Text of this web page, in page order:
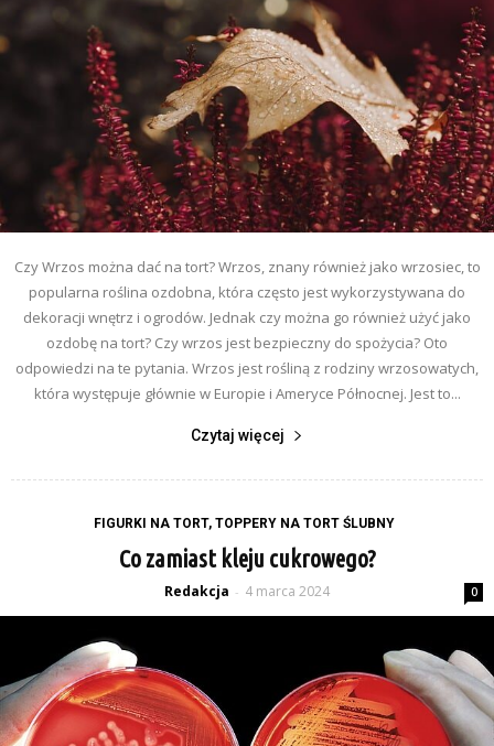
Czy Wrzos można dać na tort? Wrzos, znany również jako wrzosiec, to
popularna roślina ozdobna, która często jest wykorzystywana do
dekoracji wnętrz i ogrodów. Jednak czy można go również użyć jako
ozdobę na tort? Czy wrzos jest bezpieczny do spożycia? Oto
odpowiedzi na te pytania. Wrzos jest rośliną z rodziny wrzosowatych,
która występuje głównie w Europie i Ameryce Północnej. Jest to...
Czytaj więcej
FIGURKI NA TORT, TOPPERY NA TORT ŚLUBNY
Co zamiast kleju cukrowego?
Redakcja - 4 marca 2024 0